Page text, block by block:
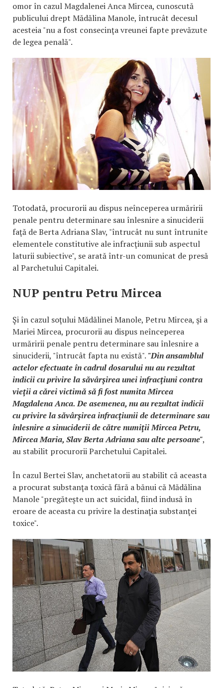
omor în cazul Magdalenei Anca Mircea, cunoscută
publicului drept Mădălina Manole, întrucât decesul
acesteia "nu a fost consecinţa vreunei fapte prevăzute
de legea penală".
Totodată, procurorii au dispus neînceperea urmăririi
penale pentru determinare sau înlesnire a sinuciderii
faţă de Berta Adriana Slav, "întrucât nu sunt întrunite
elementele constitutive ale infracţiunii sub aspectul
laturii subiective", se arată într-un comunicat de presă
al Parchetului Capitalei.
NUP pentru Petru Mircea
Şi în cazul soţului Mădălinei Manole, Petru Mircea, şi a
Mariei Mircea, procurorii au dispus neînceperea
urmăririi penale pentru determinare sau înlesnire a
sinuciderii, "întrucât fapta nu există". "Din ansamblul
actelor efectuate în cadrul dosarului nu au rezultat
indicii cu privire la săvârşirea unei infracţiuni contra
vieţii a cărei victimă să fi fost numita Mircea
Magdalena Anca. De asemenea, nu au rezultat indicii
cu privire la săvârşirea infracţiunii de determinare sau
înlesnire a sinuciderii de către numiţii Mircea Petru,
Mircea Maria, Slav Berta Adriana sau alte persoane",
au stabilit procurorii Parchetului Capitalei.
În cazul Bertei Slav, anchetatorii au stabilit că aceasta
a procurat substanţa toxică fără a bănui că Mădălina
Manole "pregăteşte un act suicidal, fiind indusă în
eroare de aceasta cu privire la destinaţia substanţei
toxice".